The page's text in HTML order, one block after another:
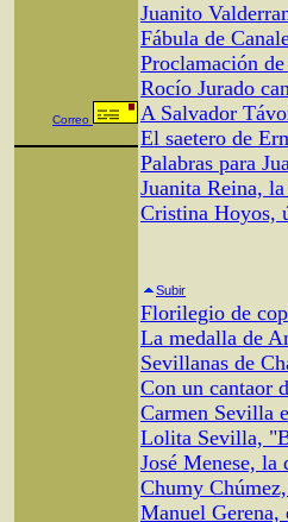
Correo
Juanito
Fábula de
Proclamación
Rocío Jurado
A Salvador
El saetero de
Palabras para
Juanita Reina,
Cristina Hoyos,
Subir
Florilegio de
La medalla de
Sevillanas de
Con un cantaor
Carmen Sevilla
Lolita Sevilla,
José Menese, la
Chumy
Manuel Gerena,